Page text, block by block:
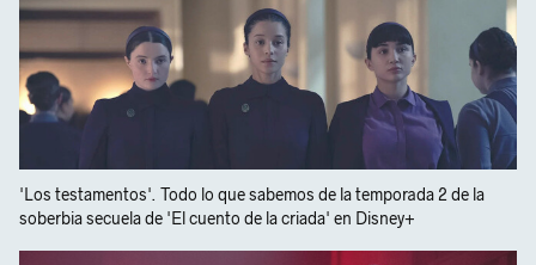
'Los testamentos'. Todo lo que sabemos de la temporada 2 de la
soberbia secuela de 'El cuento de la criada' en Disney+